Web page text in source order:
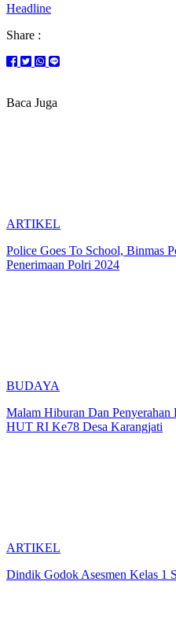
Headline
Share :
Baca Juga
ARTIKEL
Police Goes To School, Binmas
Penerimaan Polri 2024
BUDAYA
Malam Hiburan Dan
HUT RI Ke78 Desa Karangjati
ARTIKEL
Dindik Godok Asesmen Kelas 1